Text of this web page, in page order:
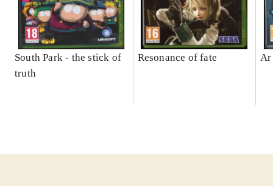
South Park - the stick of
truth
Resonance of fate Ar